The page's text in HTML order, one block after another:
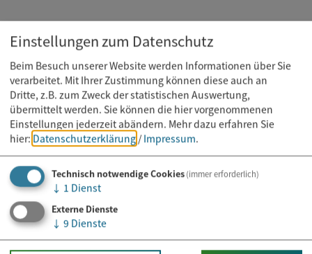
Einstellungen zum Datenschutz
Beim Besuch unserer Website werden Informationen über Sie
verarbeitet. Mit Ihrer Zustimmung können diese auch an
Dritte, z.B. zum Zweck der statistischen Auswertung,
übermittelt werden. Sie können die hier vorgenommenen
Einstellungen jederzeit abändern. Mehr dazu erfahren Sie
hier: Datenschutzerklärung / Impressum.
Technisch notwendige Cookies(immer erforderlich)
↓ 1 Dienst
Externe Dienste
↓ 9 Dienste